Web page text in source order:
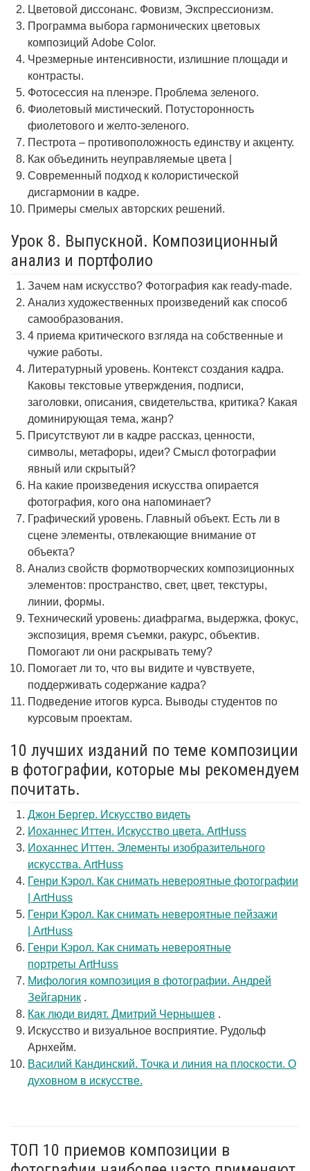
Цветовой диссонанс. Фовизм, Экспрессионизм.
Программа выбора гармонических цветовых
композиций Adobe Color.
Чрезмерные интенсивности, излишние площади и
контрасты.
Фотосессия на пленэре. Проблема зеленого.
Фиолетовый мистический. Потусторонность
фиолетового и желто-зеленого.
Пестрота – противоположность единству и акценту.
Как объединить неуправляемые цвета |
Современный подход к колористической
дисгармонии в кадре.
Примеры смелых авторских решений.
Урок 8. Выпускной. Композиционный
анализ и портфолио
Зачем нам искусство? Фотография как ready-made.
Анализ художественных произведений как способ
самообразования.
4 приема критического взгляда на собственные и
чужие работы.
Литературный уровень. Контекст создания кадра.
Каковы текстовые утверждения, подписи,
заголовки, описания, свидетельства, критика? Какая
доминирующая тема, жанр?
Присутствуют ли в кадре рассказ, ценности,
символы, метафоры, идеи? Смысл фотографии
явный или скрытый?
На какие произведения искусства опирается
фотография, кого она напоминает?
Графический уровень. Главный объект. Есть ли в
сцене элементы, отвлекающие внимание от
объекта?
Анализ свойств формотворческих композиционных
элементов: пространство, свет, цвет, текстуры,
линии, формы.
Технический уровень: диафрагма, выдержка, фокус,
экспозиция, время съемки, ракурс, объектив.
Помогают ли они раскрывать тему?
Помогает ли то, что вы видите и чувствуете,
поддерживать содержание кадра?
Подведение итогов курса. Выводы студентов по
курсовым проектам.
10 лучших изданий по теме композиции
в фотографии, которые мы рекомендуем
почитать.
Джон Бергер. Искусство видеть
Иоханнес Иттен. Искусство цвета. ArtHuss
Иоханнес Иттен. Элементы изобразительного
искусства. ArtHuss
Генри Кэрол. Как снимать невероятные фотографии
| ArtHuss
Генри Кэрол. Как снимать невероятные пейзажи
| ArtHuss
Генри Кэрол. Как снимать невероятные
портреты ArtHuss
Мифология композиция в фотографии. Андрей
Зейгарник .
Как люди видят. Дмитрий Чернышев .
Искусство и визуальное восприятие. Рудольф
Арнхейм.
Василий Кандинский. Точка и линия на плоскости. О
духовном в искусстве.
ТОП 10 приемов композиции в